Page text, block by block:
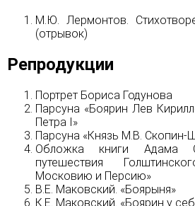
М.Ю. Лермонтов.
(отрывок)
Репродукции
Портрет Бориса Годунова
Парсуна «Боярин Лев
Петра I»
Парсуна «Князь М.В. Скопин-
Обложка книги Адама
путешествия
Московию и Персию»
В.Е. Маковский. «Боярыня»
К.Е. Маковский. «Боярин у